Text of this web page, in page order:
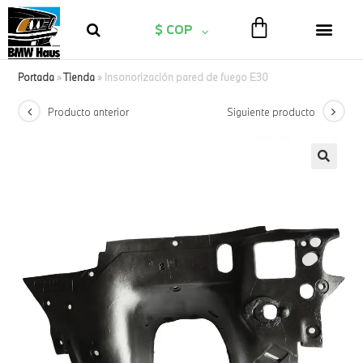
$ COP
Portada»Tienda» Insonorización pared de fuego E30
Producto anterior Siguiente producto